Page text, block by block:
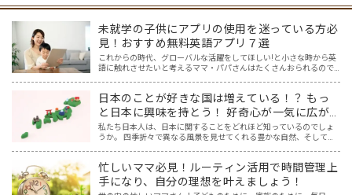
未就学の子供にアプリの使用を迷っている方必
見！おすすめ無料英語アプリ７選
これからの時代、グローバルな活躍をしてほしい!と小さな時から英
語に触れさせたいと考えるママ・パパさんはたくさんおられるので
日本のことが好きな国は増えている！？ もっ
と日本に興味を持とう！ 好奇心が一気に広が
る魔法のツール「Google Map」日本編
私たち日本人は、日本に関することをどれほど知っているのでしょ
うか。 四季折々で異なる風景を見せてくれる豊かな自然、そしてそ
忙しいママ必見！ルーティン活用で時間管理上
手になり、自分の理想を叶えましょう！